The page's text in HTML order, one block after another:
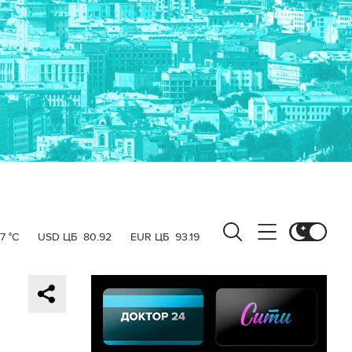
°C USD ЦБ 80.92 EUR ЦБ 93.19